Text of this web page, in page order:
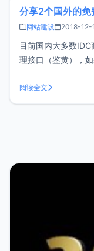
分享2个国外的免
网站建设 2018-12-
目前国内大多数
理接口（鉴黄），
接口速度非常缓慢
代。初衷寻找免费
阅读全文